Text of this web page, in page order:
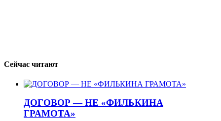
Сейчас читают
ДОГОВОР — НЕ «ФИЛЬКИНА
ГРАМОТА»